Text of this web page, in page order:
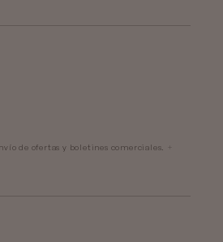
de ofertas y boletines comerciales.
+